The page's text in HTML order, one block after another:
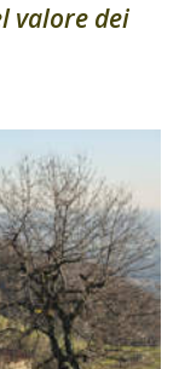
valore dei